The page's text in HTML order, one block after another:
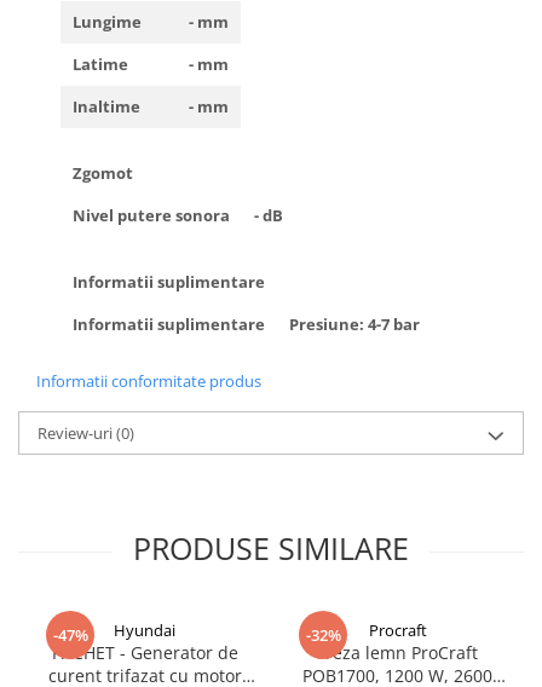
Lungime
- mm
Latime
- mm
Inaltime
- mm
Zgomot
Nivel putere sonora
- dB
Informatii suplimentare
Informatii suplimentare
Presiune: 4-7 bar
Informatii conformitate produs
Review-uri(0)
PRODUSE SIMILARE
-47% Hyundai
PACHET - Generator de
curent trifazat cu motor
-32% Procraft
Freza lemn ProCraft
POB1700, 1200 W, 2600